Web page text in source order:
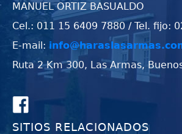
MANUEL ORTIZ BASUALDO
Cel.: 011 15 6409 7880 / Tel. fijo:
E-mail:
Ruta 2 Km 300, Las Armas,
SITIOS RELACIONADOS